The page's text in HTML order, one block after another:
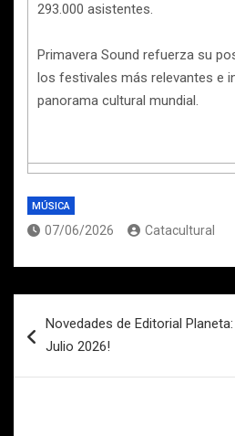
293.000 asistentes.
Primavera Sound refuerza su
los festivales más relevantes e
panorama cultural mundial.
MÚSICA
07/06/2026 Catacultural
de
Novedades de Editorial
Julio 2026!